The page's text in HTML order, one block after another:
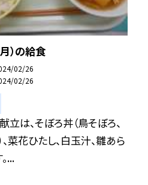
月）の給食
02/26
02/26
立は、そぼろ丼（鳥そぼろ、
、菜花ひたし、白玉汁、雛あら
...